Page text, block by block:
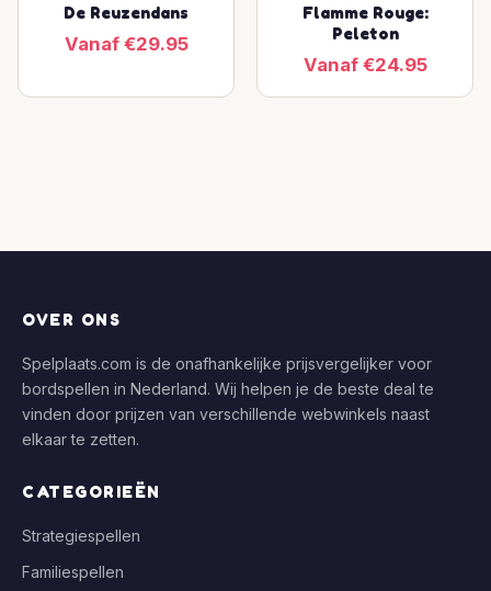
De Reuzendans
Vanaf €29.95
Flamme Rouge:
Peleton
Vanaf €24.95
OVER ONS
Spelplaats.com is de onafhankelijke prijsvergelijker voor
bordspellen in Nederland. Wij helpen je de beste deal te
vinden door prijzen van verschillende webwinkels naast
elkaar te zetten.
CATEGORIEËN
Strategiespellen
Familiespellen